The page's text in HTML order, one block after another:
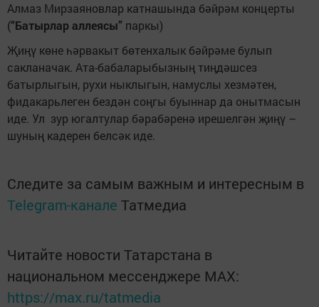
Алмаз Мирзаяновлар катнашында бәйрәм концерты
(“Батырлар аллеясы” паркы)
Җиңү көне һәрвакыт бөтенхалык бәйрәме булып
сакланачак. Ата-бабаларыбызның тиңдәшсез
батырлыгын, рухи ныклыгын, намуслы хезмәтен,
фидакарьлеген бездән соңгы буыннар да онытмасын
иде. Ул зур югалтулар бәрабәренә ирешелгән җиңү –
шуның кадерен белсәк иде.
Следите за самым важным и интересным в
Telegram-канале Татмедиа
Читайте новости Татарстана в
национальном мессенджере MАХ:
https://max.ru/tatmedia